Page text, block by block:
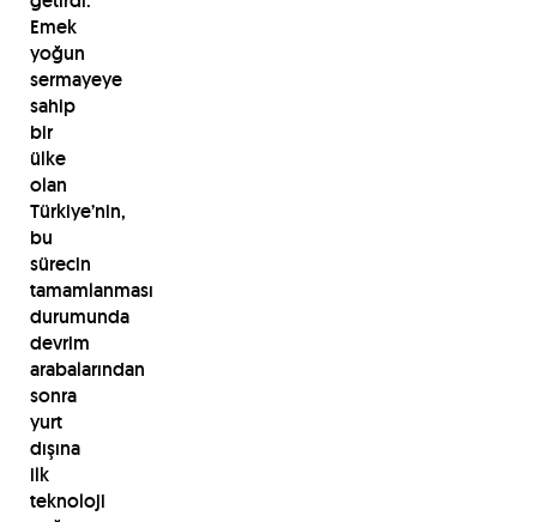
Emek
yoğun
sermayeye
sahip
bir
ülke
olan
Türkiye’nin,
bu
sürecin
tamamlanması
durumunda
devrim
arabalarından
sonra
yurt
dışına
ilk
teknoloji